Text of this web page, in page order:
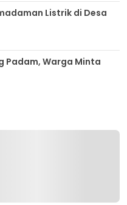
Listrik di Desa
Padam, Warga Minta